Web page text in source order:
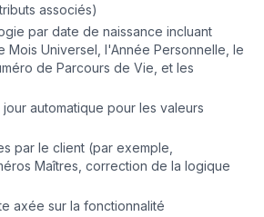
associés)
par date de naissance incluant
Mois Universel, l'Année Personnelle, le
de Parcours de Vie, et les
automatique pour les valeurs
par le client (par exemple,
Maîtres, correction de la logique
axée sur la fonctionnalité